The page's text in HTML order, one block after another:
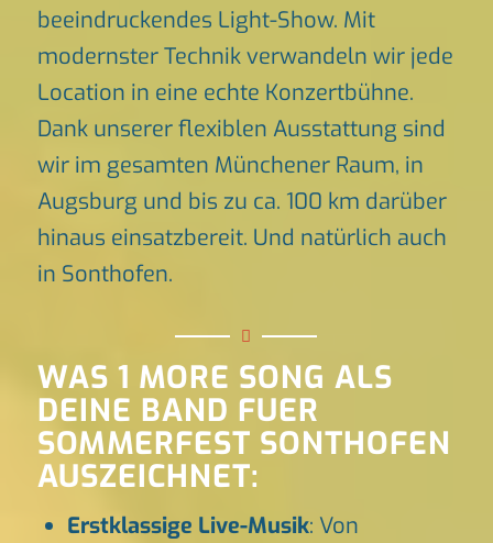
beeindruckendes Light-Show. Mit
modernster Technik verwandeln wir jede
Location in eine echte Konzertbühne.
Dank unserer flexiblen Ausstattung sind
wir im gesamten Münchener Raum, in
Augsburg und bis zu ca. 100 km darüber
hinaus einsatzbereit. Und natürlich auch
in Sonthofen.
WAS 1 MORE SONG ALS
DEINE BAND FUER
SOMMERFEST SONTHOFEN
AUSZEICHNET:
Erstklassige Live-Musik: Von